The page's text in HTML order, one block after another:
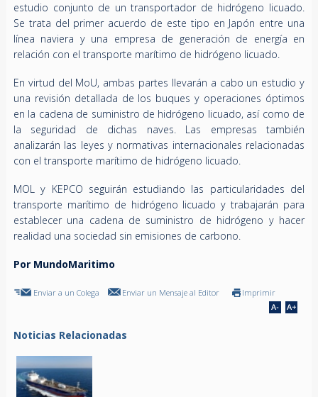
estudio conjunto de un transportador de hidrógeno licuado.
Se trata del primer acuerdo de este tipo en Japón entre una
línea naviera y una empresa de generación de energía en
relación con el transporte marítimo de hidrógeno licuado.
En virtud del MoU, ambas partes llevarán a cabo un estudio y
una revisión detallada de los buques y operaciones óptimos
en la cadena de suministro de hidrógeno licuado, así como de
la seguridad de dichas naves. Las empresas también
analizarán las leyes y normativas internacionales relacionadas
con el transporte marítimo de hidrógeno licuado.
MOL y KEPCO seguirán estudiando las particularidades del
transporte marítimo de hidrógeno licuado y trabajarán para
establecer una cadena de suministro de hidrógeno y hacer
realidad una sociedad sin emisiones de carbono.
Por MundoMaritimo
Enviar a un Colega Enviar un Mensaje al Editor Imprimir
Noticias Relacionadas